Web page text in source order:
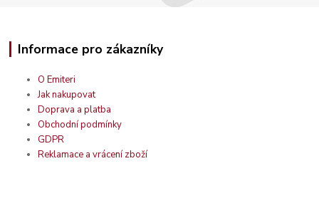
Informace pro zákazníky
O Emiteri
Jak nakupovat
Doprava a platba
Obchodní podmínky
GDPR
Reklamace a vrácení zboží